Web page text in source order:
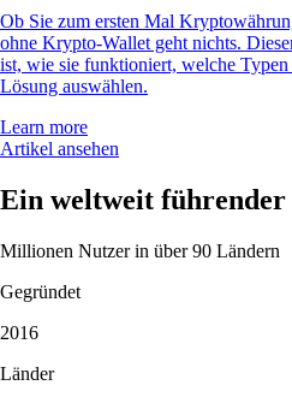
Ob Sie zum ersten Mal
ohne Krypto-Wallet geht nichts.
ist, wie sie funktioniert, welche
Lösung auswählen.
Learn more
Artikel ansehen
Ein weltweit
Millionen Nutzer in über 90 Ländern
Gegründet
2016
Länder